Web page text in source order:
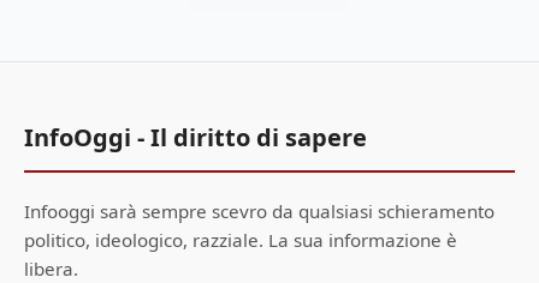
InfoOggi - Il diritto di sapere
Infooggi sarà sempre scevro da qualsiasi schieramento
politico, ideologico, razziale. La sua informazione è
libera.